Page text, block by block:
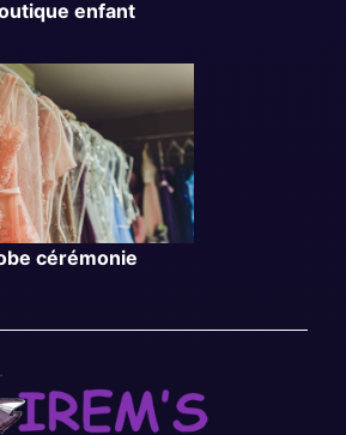
enfant
cérémonie